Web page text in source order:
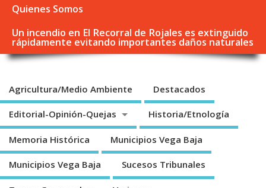
Quienes Somos
Un incendio en El Recorral de Rojales es extinguido
rápidamente evitando importantes daños naturales
Agricultura/Medio Ambiente Destacados
Editorial-Opinión-Quejas Historia/Etnología
Memoria Histórica Municipios Vega Baja
Municipios Vega Baja Sucesos Tribunales